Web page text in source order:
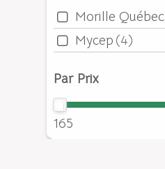
Morille Québec
Mycep (4)
Par Prix
165